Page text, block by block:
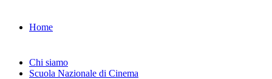
Home
Chi siamo
Scuola Nazionale di Cinema